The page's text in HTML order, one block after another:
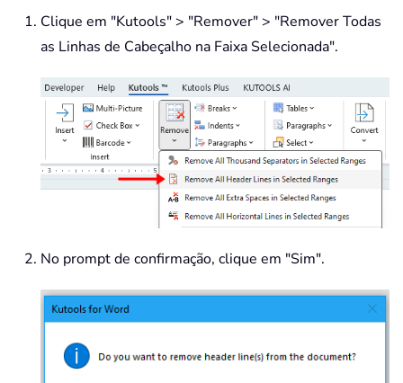
Clique em "Kutools" > "Remover" > "Remover Todas
as Linhas de Cabeçalho na Faixa Selecionada".
No prompt de confirmação, clique em "Sim".